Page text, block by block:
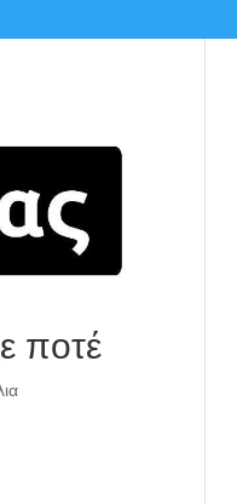
ποτέ